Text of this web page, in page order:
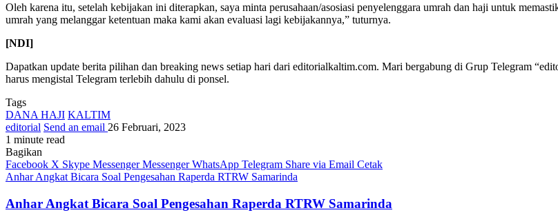
Oleh karena itu, setelah kebijakan ini diterapkan, saya minta perusahaan/asosiasi penyelenggara umrah dan haji untuk
umrah yang melanggar ketentuan maka kami akan evaluasi lagi kebijakannya,” tuturnya.
[NDI]
Dapatkan update berita pilihan dan breaking news setiap hari dari editorialkaltim.com. Mari bergabung di Grup Telegram
harus mengistal Telegram terlebih dahulu di ponsel.
Tags
DANA HAJI KALTIM
editorial Send an email 26 Februari, 2023
1 minute read
Bagikan
Facebook X Skype Messenger Messenger WhatsApp Telegram Share via Email Cetak
Anhar Angkat Bicara Soal Pengesahan Raperda RTRW Samarinda
Anhar Angkat Bicara Soal Pengesahan Raperda RTRW Samarinda